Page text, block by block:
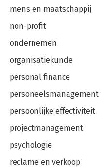
mens en maatschappij
non-profit
ondernemen
organisatiekunde
personal finance
personeelsmanagement
persoonlijke effectiviteit
projectmanagement
psychologie
reclame en verkoop